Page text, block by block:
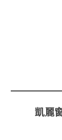
凱麗